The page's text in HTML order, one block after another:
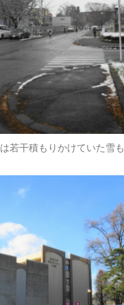
若干積もりかけていた雪も